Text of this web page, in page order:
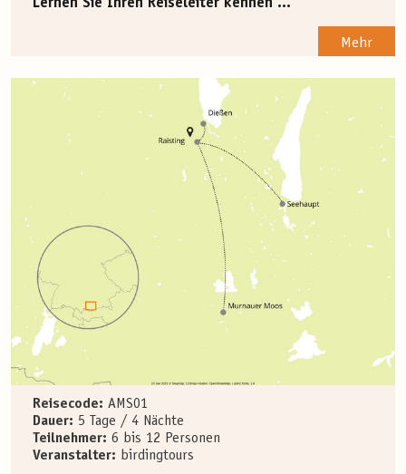
Lernen Sie Ihren Reiseleiter kennen ...
Mehr
Reisecode: AMS01
Dauer: 5 Tage / 4 Nächte
Teilnehmer: 6 bis 12 Personen
Veranstalter: birdingtours